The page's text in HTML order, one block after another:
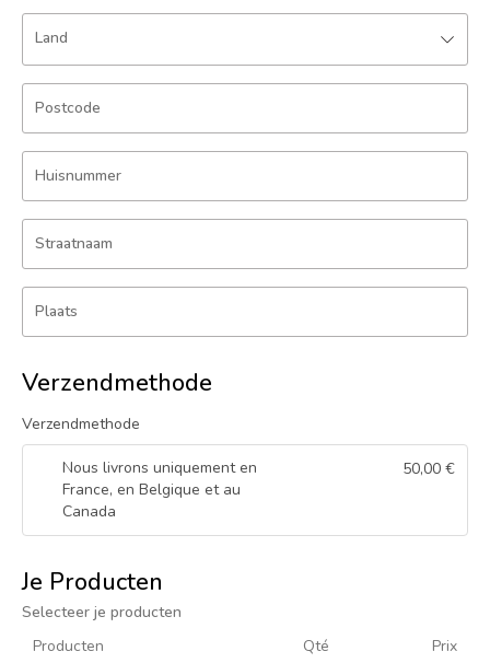
Land
Postcode
Huisnummer
Straatnaam
Plaats
Verzendmethode
Verzendmethode
Nous livrons uniquement en
France, en Belgique et au
Canada
50,00 €
Je Producten
Selecteer je producten
Producten
Qté Prix